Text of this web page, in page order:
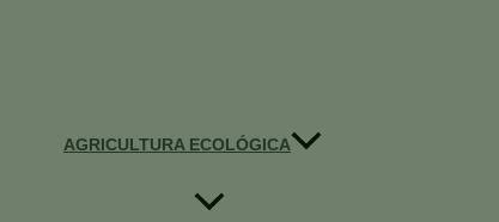
AGRICULTURA ECOLÓGICA